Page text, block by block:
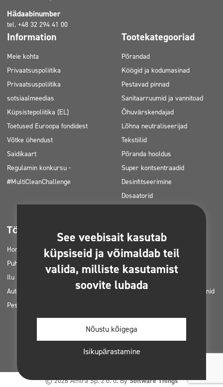
Hädaabinumber
tel. +48 32 294 41 00
Information
Meie kohta
Privaatsuspoliitika
Privaatsuspoliitika
sotsiaalmeedias
Küpsistepoliitika (EL)
Toetused Euroopa fondidest
Võtke ühendust
Saidikaart
Regulamin konkursu -
#MultiCleanChallenge
Tootekategooriad
Põrandad
Köögid ja kodumasinad
Pestavad pinnad
Sanitaarruumid ja vannitoad
Õhuvärskendajad
Lõhna neutraliseerijad
Tekstiilid
Põranda hooldus
Super kontsentraadid
Desinfitseerimine
Dosaatorid
Tööstusharud
Horetz
Puhastusfirmad
Ilu
Autopesulad
Pesumajad
Allalaaditav
Tootekataloogid
MSDS-kaardid
Clinexi toodete rakendusplaanid
Fotod printimiseks
E-raamatud
© 2026 Amtra Sp. z o. o. BySoftware Things
See veebisait kasutab
küpsiseid ja võimaldab teil
valida, milliste kasutamist
soovite lubada
Nõustu kõigega
Isikupärastamine